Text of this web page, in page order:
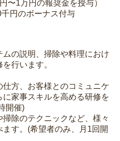
〜1万円の報奨金を授与）
円のボーナス付与
の説明、掃除や料理におけ
行います。
仕方、お客様とのコミュニケ
家事スキルを高める研修を
開催)
掃除のテクニックなど、様々
す。(希望者のみ、月1回開